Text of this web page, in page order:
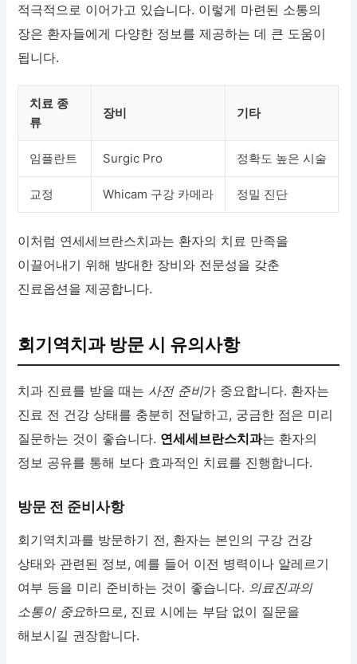
적극적으로 이어가고 있습니다. 이렇게 마련된 소통의
장은 환자들에게 다양한 정보를 제공하는 데 큰 도움이
됩니다.
치료 종
류
장비 기타
임플란트 Surgic Pro 정확도 높은 시술
교정 Whicam 구강 카메라 정밀 진단
이처럼 연세세브란스치과는 환자의 치료 만족을
이끌어내기 위해 방대한 장비와 전문성을 갖춘
진료옵션을 제공합니다.
회기역치과 방문 시 유의사항
치과 진료를 받을 때는 사전 준비가 중요합니다. 환자는
진료 전 건강 상태를 충분히 전달하고, 궁금한 점은 미리
질문하는 것이 좋습니다. 연세세브란스치과는 환자의
정보 공유를 통해 보다 효과적인 치료를 진행합니다.
방문 전 준비사항
회기역치과를 방문하기 전, 환자는 본인의 구강 건강
상태와 관련된 정보, 예를 들어 이전 병력이나 알레르기
여부 등을 미리 준비하는 것이 좋습니다. 의료진과의
소통이 중요하므로, 진료 시에는 부담 없이 질문을
해보시길 권장합니다.